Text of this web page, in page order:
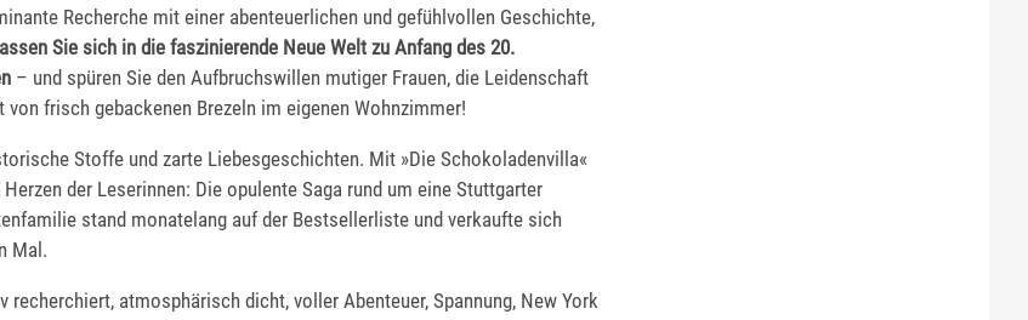
Recherche mit einer abenteuerlichen und gefühlvollen Geschichte,
Sie sich in die faszinierende Neue Welt zu Anfang des 20.
– und spüren Sie den Aufbruchswillen mutiger Frauen, die Leidenschaft
von frisch gebackenen Brezeln im eigenen Wohnzimmer!
Stoffe und zarte Liebesgeschichten. Mit »Die Schokoladenvilla«
der Leserinnen: Die opulente Saga rund um eine Stuttgarter
stand monatelang auf der Bestsellerliste und verkaufte sich
Mal.
recherchiert, atmosphärisch dicht, voller Abenteuer, Spannung, New York